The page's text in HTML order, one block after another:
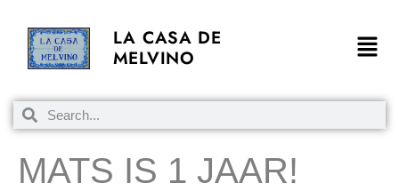
LA CASA DE
MELVINO
MATS IS 1 JAAR!